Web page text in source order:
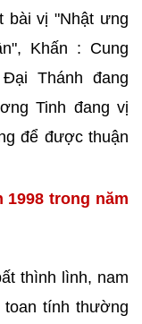
bài vị "Nhật ưng
Khấn : Cung
Thánh đang
Tinh đang vị
để được thuận
1998 trong năm
thình lình, nam
toan tính thường